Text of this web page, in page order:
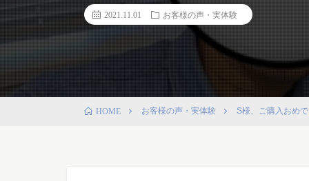
2021.11.01 お客様の声・実体験
HOME お客様の声・実体験 S様、ご購入おめ